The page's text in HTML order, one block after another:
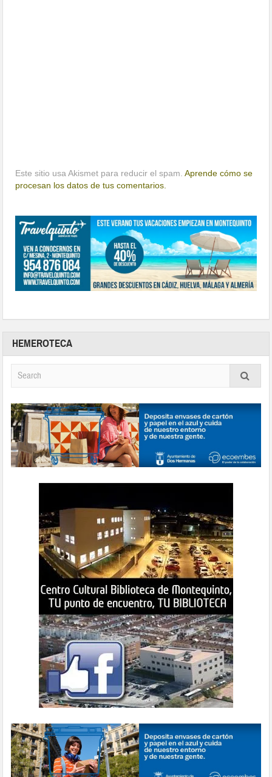
Este sitio usa Akismet para reducir el spam.Aprende cómo se
procesan los datos de tus comentarios.
HEMEROTECA